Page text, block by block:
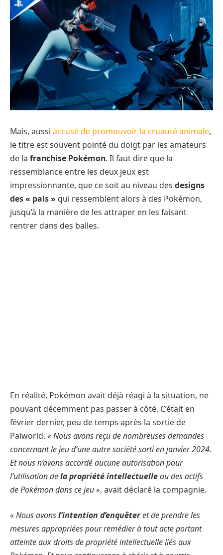
Mais, aussi accusé de promouvoir la cruauté animale,
le titre est souvent pointé du doigt par les amateurs
de la franchise Pokémon. Il faut dire que la
ressemblance entre les deux jeux est
impressionnante, que ce soit au niveau des designs
des « pals » qui ressemblent alors à des Pokémon,
jusqu’à la manière de les attraper en les faisant
rentrer dans des balles.
En réalité, Pokémon avait déjà réagi à la situation, ne
pouvant décemment pas passer à côté. C’était en
février dernier, peu de temps après la sortie de
Palworld. « Nous avons reçu de nombreuses demandes
concernant le jeu d’une autre société sorti en janvier 2024.
Et nous n’avons accordé aucune autorisation pour
l’utilisation dela propriété intellectuelleou des actifs
de Pokémon dans ce jeu », avait déclaré la compagnie.
« Nous avonsl’intention d’enquêteret de prendre les
mesures appropriées pour remédier à tout acte portant
atteinte aux droits de propriété intellectuelle liés aux